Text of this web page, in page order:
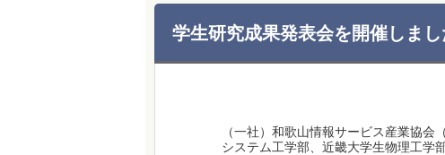
学生研究成果発表会を開催しまし
（一社）和歌山情報サービス産業協
システム工学部、近畿大学生物理工学